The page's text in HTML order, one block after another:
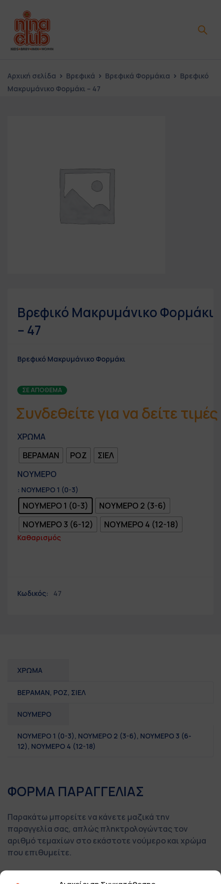
Αρχική σελίδα Βρεφικά Βρεφικά Φορμάκια
Βρεφικό
Μακρυμάνικο Φορμάκι – 47
Βρεφικό Μακρυμάνικο Φορμάκι
– 47
Βρεφικό Μακρυμάνικο Φορμάκι
ΣΕ ΑΠΌΘΕΜΑ
Συνδεθείτε για να δείτε τιμές
ΧΡΩΜΑ
ΒΕΡΑΜΑΝ
ΡΟΖ
ΣΙΕΛ
ΝΟΥΜΕΡΟ
: ΝΟΥΜΕΡΟ 1 (0-3)
ΝΟΥΜΕΡΟ 1 (0-3)
ΝΟΥΜΕΡΟ 2 (3-6)
ΝΟΥΜΕΡΟ 3 (6-12)
ΝΟΥΜΕΡΟ 4 (12-18)
Καθαρισμός
Κωδικός: 47
ΧΡΩΜΑ
ΒΕΡΑΜΑΝ, ΡΟΖ, ΣΙΕΛ
ΝΟΥΜΕΡΟ
ΝΟΥΜΕΡΟ 1 (0-3), ΝΟΥΜΕΡΟ 2 (3-6), ΝΟΥΜΕΡΟ 3 (6-
12), ΝΟΥΜΕΡΟ 4 (12-18)
ΦΟΡΜΑ ΠΑΡΑΓΓΕΛΙΑΣ
Παρακάτω μπορείτε να κάνετε μαζικά την
παραγγελία σας, απλώς πληκτρολογώντας τον
αριθμό τεμαχίων στο εκάστοτε νούμερο και χρώμα
που επιθυμείτε.